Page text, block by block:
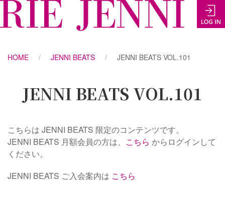
HOME JENNI BEATS JENNI BEATS VOL.101
JENNI BEATS VOL.101
こちらは JENNI BEATS 限定のコンテンツです。
JENNI BEATS 月額会員の方は、 こちら からログインして
ください。
JENNI BEATS ご入会案内は こちら